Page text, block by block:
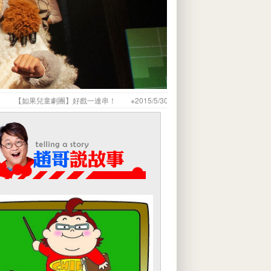
果兒童劇團】好戲一連串！ ※2015/5/30《流浪狗之歌》高雄至德堂 ※2015/6/